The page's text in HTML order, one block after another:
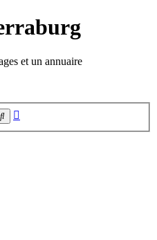
et un annuaire
Rechercher